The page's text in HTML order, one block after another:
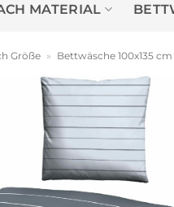
MATERIAL
Größe » Bettwäsche 100x135 cm